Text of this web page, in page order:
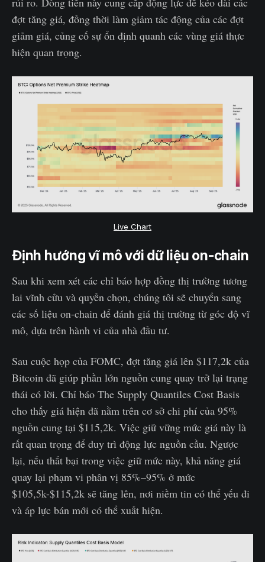
đợt tăng giá, đồng thời làm giảm tác động của các đợt
giảm giá, củng cố sự ổn định quanh các vùng giá thực
hiện quan trọng.
Live Chart
Định hướng vĩ mô với dữ liệu on-chain
Sau khi xem xét các chỉ báo hợp đồng thị trường tương
lai vĩnh cửu và quyền chọn, chúng tôi sẽ chuyển sang
các số liệu on-chain để đánh giá thị trường từ góc độ vĩ
mô, dựa trên hành vi của nhà đầu tư.
Sau cuộc họp của FOMC, đợt tăng giá lên $117,2k của
Bitcoin đã giúp phần lớn nguồn cung quay trở lại trạng
thái có lời. Chỉ báo The Supply Quantiles Cost Basis
cho thấy giá hiện đã nằm trên cơ sở chi phí của 95%
nguồn cung tại $115,2k. Việc giữ vững mức giá này là
rất quan trọng để duy trì động lực nguồn cầu. Ngược
lại, nếu thất bại trong việc giữ mức này, khả năng giá
quay lại phạm vi phân vị 85%–95% ở mức
$105,5k-$115,2k sẽ tăng lên, nơi niềm tin có thể yếu đi
và áp lực bán mới có thể xuất hiện.